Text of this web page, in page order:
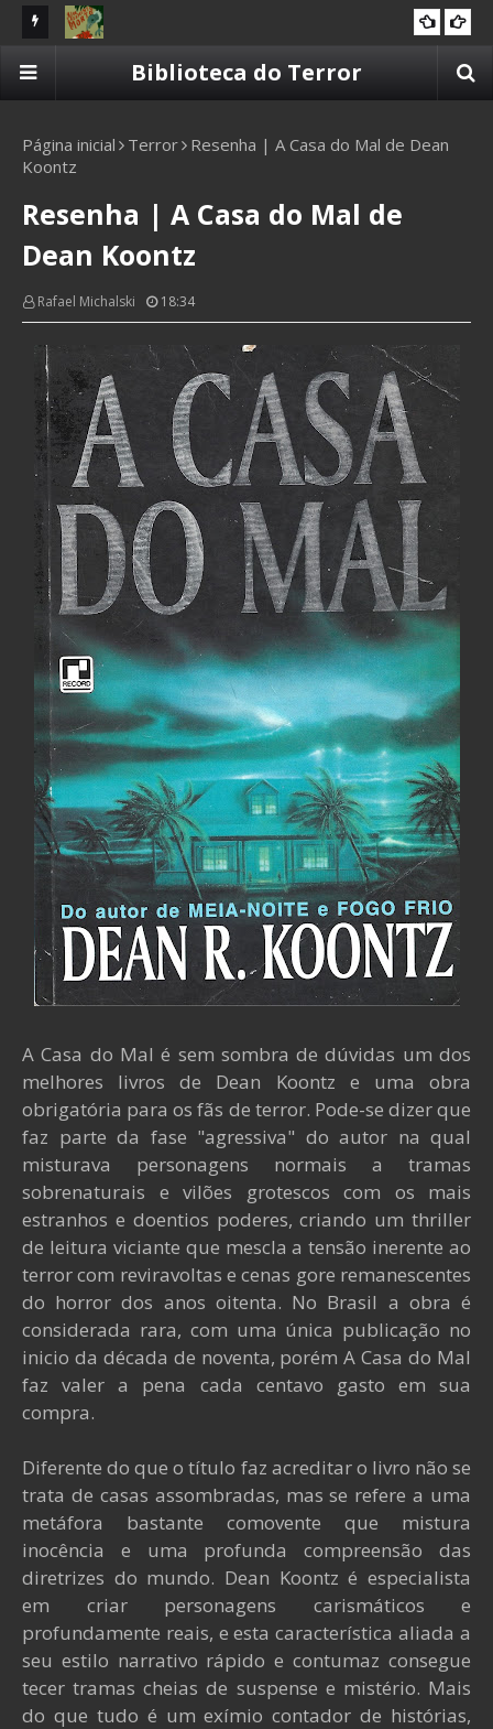
Biblioteca do Terror
Página inicial Terror Resenha | A Casa do Mal de Dean
Koontz
Resenha | A Casa do Mal de
Dean Koontz
Rafael Michalski 18:34
A Casa do Mal é sem sombra de dúvidas um dos
melhores livros de Dean Koontz e uma obra
obrigatória para os fãs de terror. Pode-se dizer que
faz parte da fase "agressiva" do autor na qual
misturava personagens normais a tramas
sobrenaturais e vilões grotescos com os mais
estranhos e doentios poderes, criando um thriller
de leitura viciante que mescla a tensão inerente ao
terror com reviravoltas e cenas gore remanescentes
do horror dos anos oitenta. No Brasil a obra é
considerada rara, com uma única publicação no
inicio da década de noventa, porém A Casa do Mal
faz valer a pena cada centavo gasto em sua
compra.
Diferente do que o título faz acreditar o livro não se
trata de casas assombradas, mas se refere a uma
metáfora bastante comovente que mistura
inocência e uma profunda compreensão das
diretrizes do mundo. Dean Koontz é especialista
em criar personagens carismáticos e
profundamente reais, e esta característica aliada a
seu estilo narrativo rápido e contumaz consegue
tecer tramas cheias de suspense e mistério. Mais
do que tudo é um exímio contador de histórias,